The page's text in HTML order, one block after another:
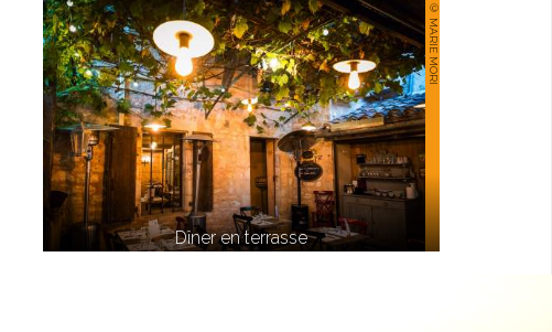
© MARIE MORI
Dîner en terrasse